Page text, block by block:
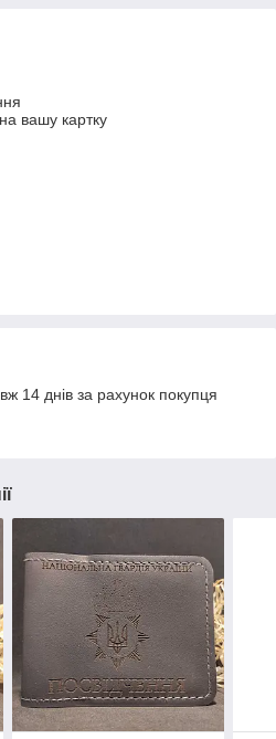
вашу картку
14 днів за рахунок покупця